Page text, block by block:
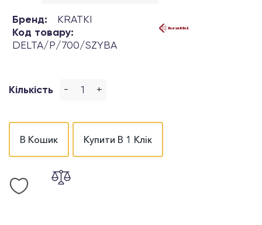
Бренд:
KRATKI
Код товару:
DELTA/P/700/SZYBA
Кількість - +
В Кошик Купити В 1 Клік